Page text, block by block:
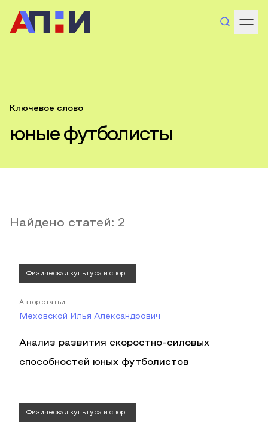
Ключевое слово
юные футболисты
Найдено статей: 2
Физическая культура и спорт
Автор статьи
Меховской Илья Александрович
Анализ развития скоростно-силовых
способностей юных футболистов
Физическая культура и спорт